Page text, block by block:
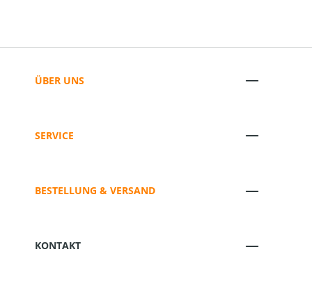
ÜBER UNS
SERVICE
BESTELLUNG & VERSAND
KONTAKT